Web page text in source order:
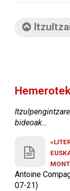
bideoak…
Antoine
07-21)